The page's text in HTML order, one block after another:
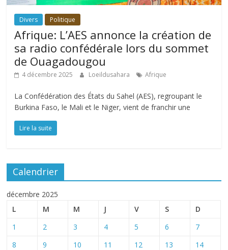
Divers Politique
Afrique: L’AES annonce la création de
sa radio confédérale lors du sommet
de Ouagadougou
4 décembre 2025 Loeildusahara Afrique
La Confédération des États du Sahel (AES), regroupant le
Burkina Faso, le Mali et le Niger, vient de franchir une
Lire la suite
Calendrier
décembre 2025
L
M M J V S D
1 2 3 4 5 6
7
8
9 10 11 12 13
14